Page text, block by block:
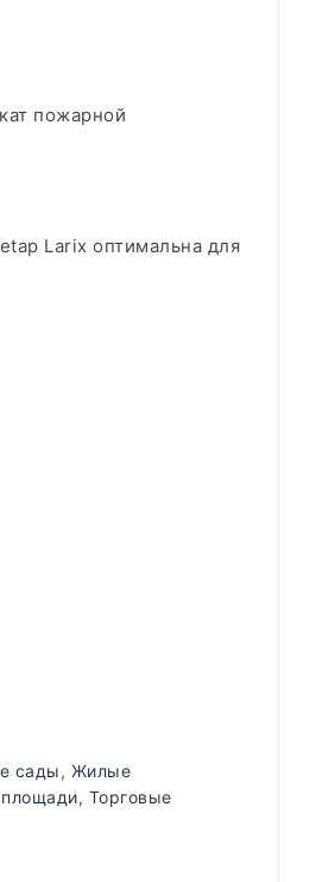
пожарной
Larix оптимальна для
сады, Жилые
, Торговые